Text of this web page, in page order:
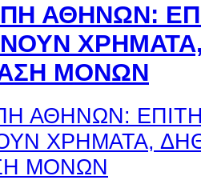
ΑΘΗΝΩΝ:
ΜΟΝΩΝ